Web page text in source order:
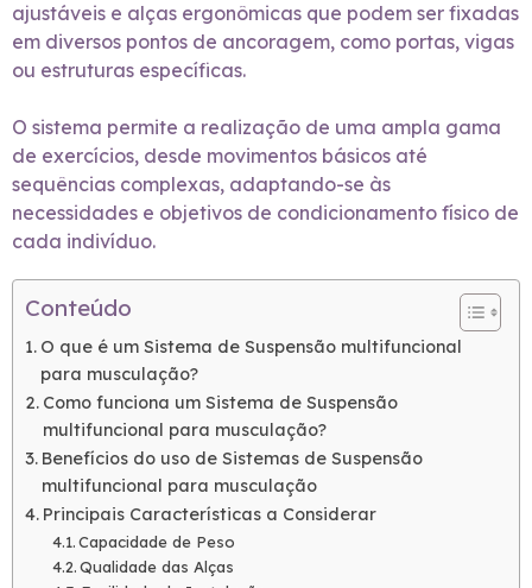
ajustáveis e alças ergonômicas que podem ser fixadas
em diversos pontos de ancoragem, como portas, vigas
ou estruturas específicas.
O sistema permite a realização de uma ampla gama
de exercícios, desde movimentos básicos até
sequências complexas, adaptando-se às
necessidades e objetivos de condicionamento físico de
cada indivíduo.
Conteúdo
O que é um Sistema de Suspensão multifuncional
para musculação?
Como funciona um Sistema de Suspensão
multifuncional para musculação?
Benefícios do uso de Sistemas de Suspensão
multifuncional para musculação
Principais Características a Considerar
Capacidade de Peso
Qualidade das Alças